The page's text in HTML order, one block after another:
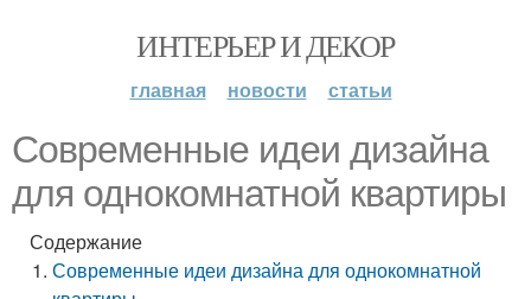
ИНТЕРЬЕР И ДЕКОР
главная новости статьи
Современные идеи дизайна
для однокомнатной квартиры
Содержание
Современные идеи дизайна для однокомнатной